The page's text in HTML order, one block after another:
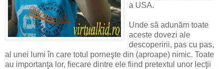
a USA.
Unde să adunăm toate
aceste dovezi ale
descoperirii, pas cu pas,
al unei lumi în care totul porneşte din (aproape) nimic. Toate
au importanţa lor, fiecare dintre ele fiind pretextul unor lecţii